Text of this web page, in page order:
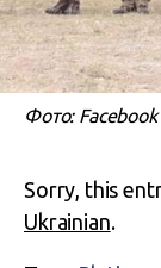
Фото:
Sorry, this
Ukrainian.